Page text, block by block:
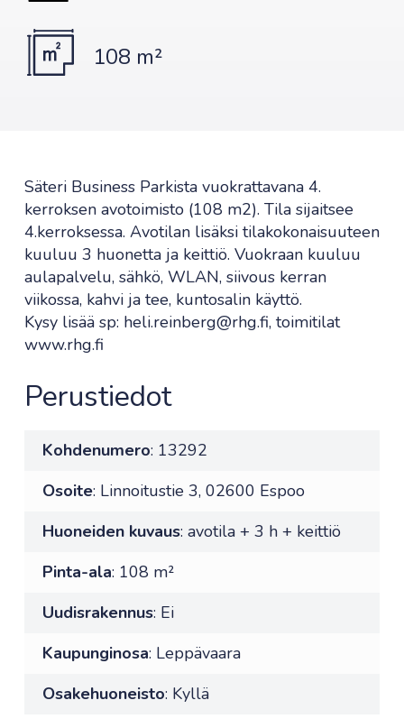
108 m²
Säteri Business Parkista vuokrattavana 4.
kerroksen avotoimisto (108 m2). Tila sijaitsee
4.kerroksessa. Avotilan lisäksi tilakokonaisuuteen
kuuluu 3 huonetta ja keittiö. Vuokraan kuuluu
aulapalvelu, sähkö, WLAN, siivous kerran
viikossa, kahvi ja tee, kuntosalin käyttö.
Kysy lisää sp: heli.reinberg@rhg.fi, toimitilat
www.rhg.fi
Perustiedot
Kohdenumero: 13292
Osoite: Linnoitustie 3, 02600 Espoo
Huoneiden kuvaus: avotila + 3 h + keittiö
Pinta-ala: 108 m²
Uudisrakennus: Ei
Kaupunginosa: Leppävaara
Osakehuoneisto: Kyllä